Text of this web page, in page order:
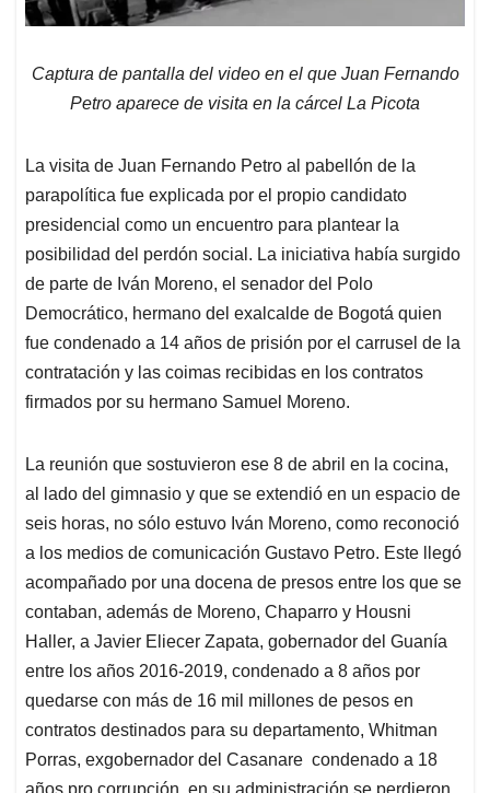
Captura de pantalla del video en el que Juan Fernando
Petro aparece de visita en la cárcel La Picota
La visita de Juan Fernando Petro al pabellón de la
parapolítica fue explicada por el propio candidato
presidencial como un encuentro para plantear la
posibilidad del perdón social. La iniciativa había surgido
de parte de Iván Moreno, el senador del Polo
Democrático, hermano del exalcalde de Bogotá quien
fue condenado a 14 años de prisión por el carrusel de la
contratación y las coimas recibidas en los contratos
firmados por su hermano Samuel Moreno.
La reunión que sostuvieron ese 8 de abril en la cocina,
al lado del gimnasio y que se extendió en un espacio de
seis horas, no sólo estuvo Iván Moreno, como reconoció
a los medios de comunicación Gustavo Petro. Este llegó
acompañado por una docena de presos entre los que se
contaban, además de Moreno, Chaparro y Housni
Haller, a Javier Eliecer Zapata, gobernador del Guanía
entre los años 2016-2019, condenado a 8 años por
quedarse con más de 16 mil millones de pesos en
contratos destinados para su departamento, Whitman
Porras, exgobernador del Casanare condenado a 18
años pro corrupción, en su administración se perdieron